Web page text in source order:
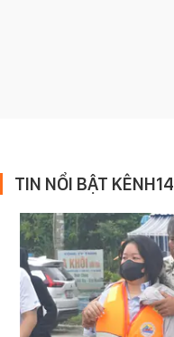
TIN NỔI BẬT KÊNH14